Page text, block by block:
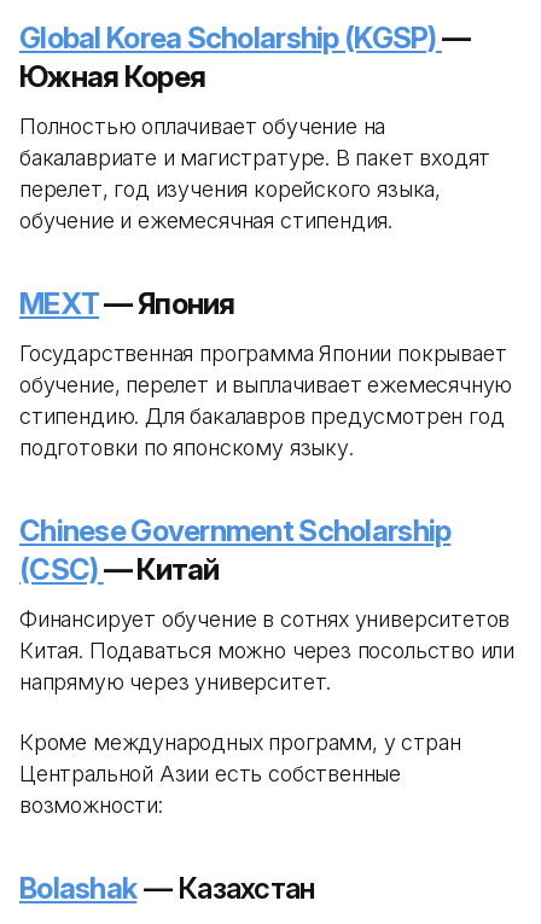
Global Korea Scholarship (KGSP)—
Южная Корея
Полностью оплачивает обучение на
бакалавриате и магистратуре. В пакет входят
перелет, год изучения корейского языка,
обучение и ежемесячная стипендия.
MEXT— Япония
Государственная программа Японии покрывает
обучение, перелет и выплачивает ежемесячную
стипендию. Для бакалавров предусмотрен год
подготовки по японскому языку.
Chinese Government Scholarship
(CSC)— Китай
Финансирует обучение в сотнях университетов
Китая. Подаваться можно через посольство или
напрямую через университет.
Кроме международных программ, у стран
Центральной Азии есть собственные
возможности:
Bolashak— Казахстан